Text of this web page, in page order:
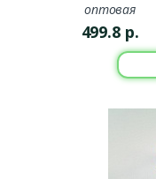
Стеклянные кашпо
Прозрачные или
лёгкости и
Кашпо из гипса и
оптовая
499.8 р.